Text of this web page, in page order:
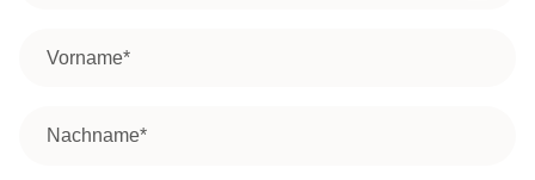
Auf Karte anzeigen